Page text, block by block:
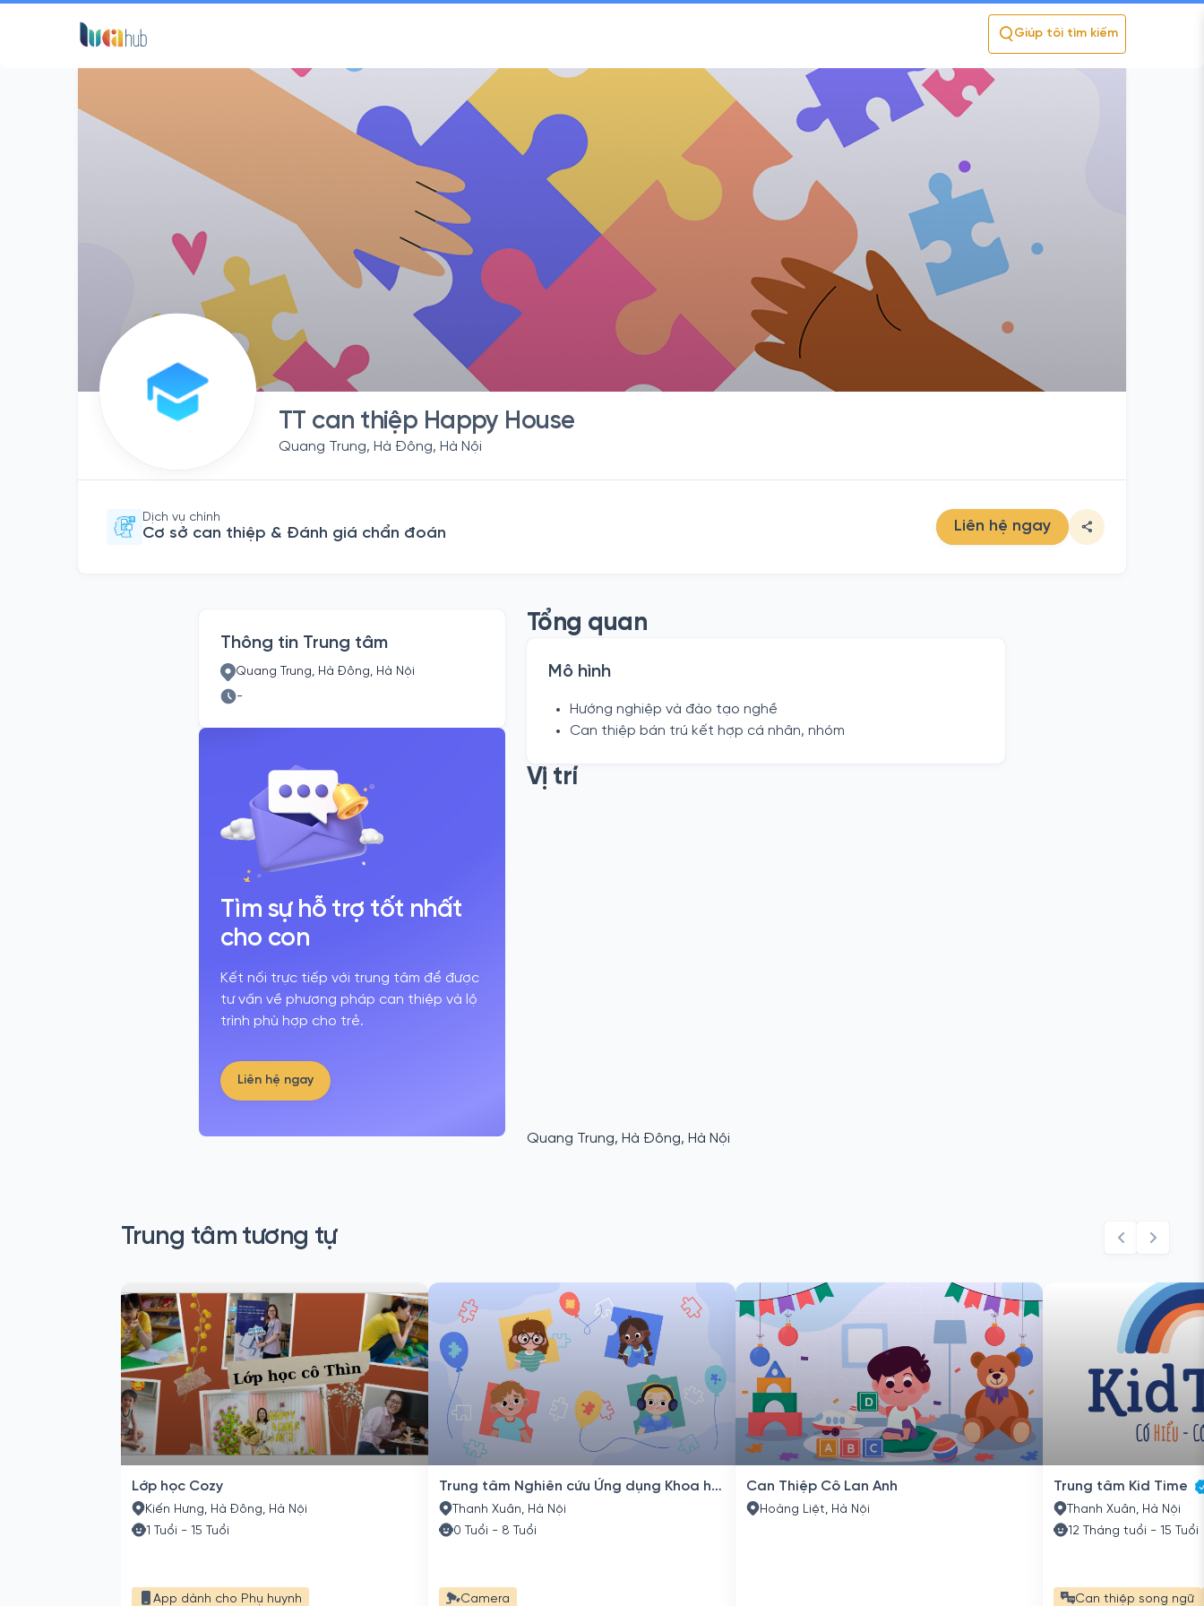
Giúp tôi tìm kiếm
TT can thiệp Happy House
Quang Trung, Hà Đông, Hà Nội
Dịch vụ chính
Cơ sở can thiệp & Đánh giá chẩn đoán Liên hệ ngay
Thông tin Trung tâm
Quang Trung, Hà Đông, Hà Nội
-
Tìm sự hỗ trợ tốt nhất
cho con
Kết nối trực tiếp với trung tâm để được
tư vấn về phương pháp can thiệp và lộ
trình phù hợp cho trẻ.
Liên hệ ngay
Tổng quan
Mô hình
Hướng nghiệp và đào tạo nghề
Can thiệp bán trú kết hợp cá nhân, nhóm
Vị trí
Quang Trung, Hà Đông, Hà Nội
Trung tâm tương tự
Lớp học Cozy
Kiến Hưng, Hà Đông, Hà Nội
1 Tuổi - 15 Tuổi
App dành cho Phụ huynh
Trung tâm Nghiên cứu Ứng dụng Khoa học Tâm lý - Giáo dục Phục hồi chức năng VinaHealth (Chi nhánh Thanh Xuân)
Thanh Xuân, Hà Nội
0 Tuổi - 8 Tuổi
Camera
Can Thiệp Cô Lan Anh
Hoàng Liệt, Hà Nội
Trung tâm Kid Time
Thanh Xuân, Hà Nội
12 Tháng tuổi - 15 Tuổi
Can thiệp song ngữ